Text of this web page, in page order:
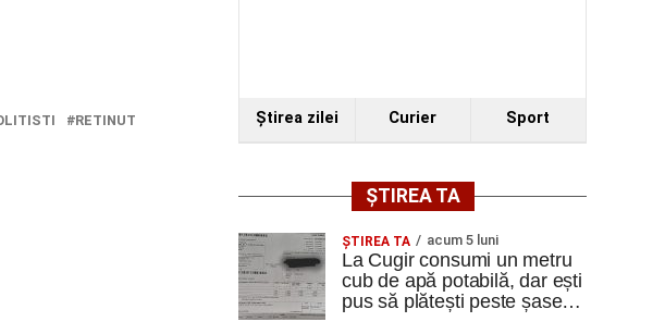
RETINUT
Ştirea zilei Curier Sport
ȘTIREA TA
ȘTIREA TA acum 5 luni
La Cugir consumi un metru
cub de apă potabilă, dar ești
pus să plătești peste șase…